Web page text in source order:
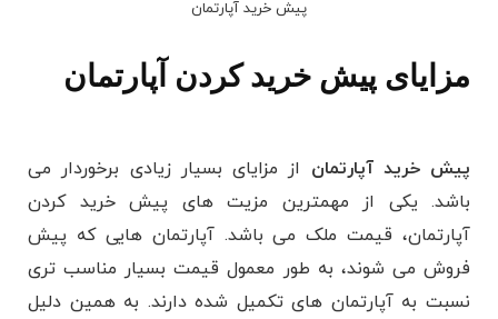
پیش خرید آپارتمان
مزایای پیش خرید کردن آپارتمان
پیش خرید آپارتمان از مزایای بسیار زیادی برخوردار می
باشد. یکی از مهمترین مزیت های پیش خرید کردن
آپارتمان، قیمت ملک می باشد. آپارتمان هایی که پیش
فروش می شوند، به طور معمول قیمت بسیار مناسب تری
نسبت به آپارتمان های تکمیل شده دارند. به همین دلیل